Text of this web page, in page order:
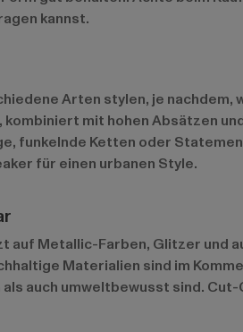
kannst.
Arten stylen, je nachdem,
mit hohen Absätzen
funkelnde Ketten oder
für einen urbanen Style.
auf Metallic-Farben, Glitzer
Materialien sind im
auch umweltbewusst sind.